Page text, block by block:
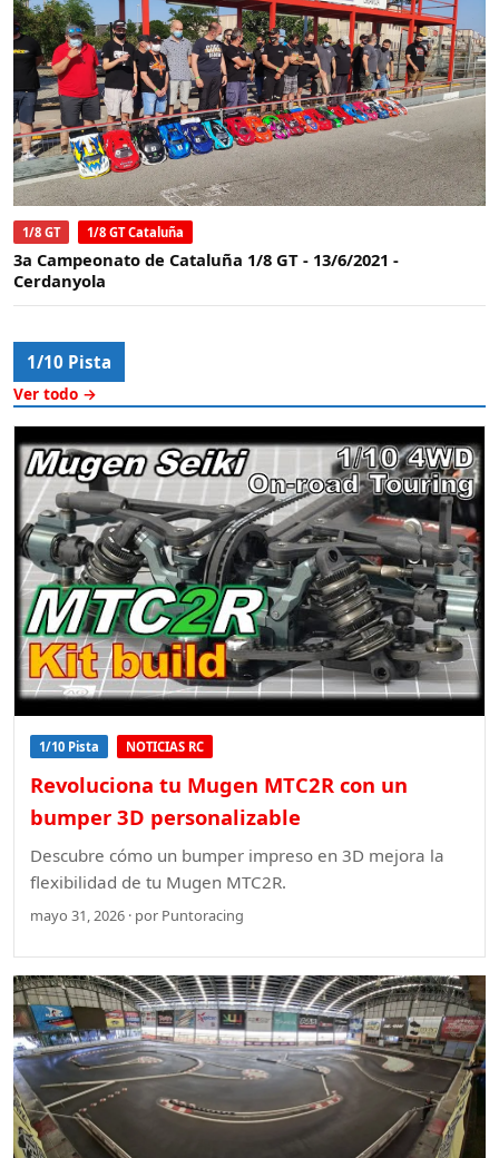
1/8 GT 1/8 GT Cataluña
3a Campeonato de Cataluña 1/8 GT - 13/6/2021 -
Cerdanyola
1/10 Pista
Ver todo →
1/10 Pista NOTICIAS RC
Revoluciona tu Mugen MTC2R con un
bumper 3D personalizable
Descubre cómo un bumper impreso en 3D mejora la
flexibilidad de tu Mugen MTC2R.
mayo 31, 2026 · por Puntoracing